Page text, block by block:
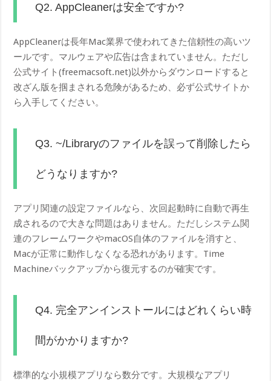
Q2. AppCleanerは安全ですか?
AppCleanerは長年Mac業界で使われてきた信頼性の高いツ
ールです。マルウェアや広告は含まれていません。ただし
公式サイト(freemacsoft.net)以外からダウンロードすると
改ざん版を掴まされる危険があるため、必ず公式サイトか
ら入手してください。
Q3. ~/Libraryのファイルを誤って削除したら
どうなりますか?
アプリ関連の設定ファイルなら、次回起動時に自動で再生
成されるので大きな問題はありません。ただしシステム関
連のフレームワークやmacOS自体のファイルを消すと、
Macが正常に動作しなくなる恐れがあります。Time
Machineバックアップから復元するのが確実です。
Q4. 完全アンインストールにはどれくらい時
間がかかりますか?
標準的な小規模アプリなら数分です。大規模なアプリ